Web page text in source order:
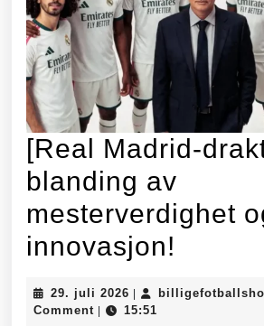
[Real Madrid-
blanding av
mesterverdighet
innovasjon!
drakt]
29. juli 2026 29.
juli
|
Comment | 15:51